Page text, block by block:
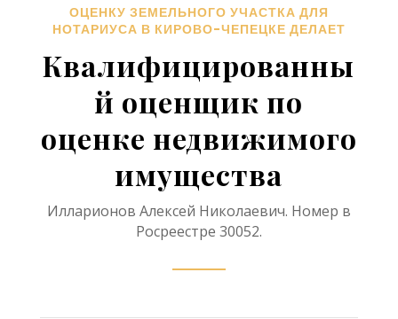
ОЦЕНКУ ЗЕМЕЛЬНОГО УЧАСТКА ДЛЯ
НОТАРИУСА В КИРОВО-ЧЕПЕЦКЕ ДЕЛАЕТ
Квалифицированны
й оценщик по
оценке недвижимого
имущества
Илларионов Алексей Николаевич. Номер в
Росреестре 30052.